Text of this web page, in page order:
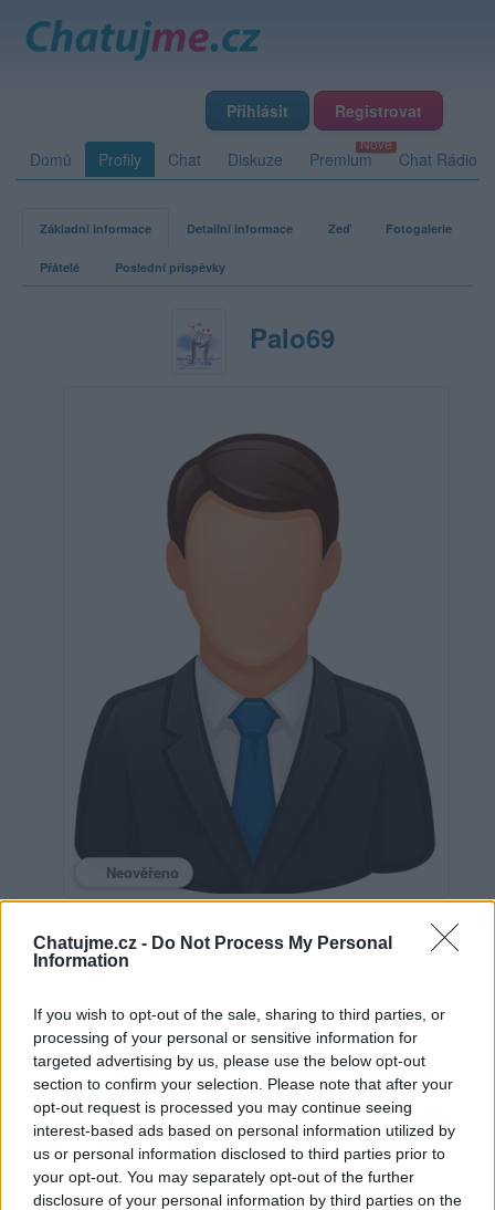
Chatujme.cz - Do Not Process My Personal
Information
If you wish to opt-out of the sale, sharing to third parties, or
processing of your personal or sensitive information for
targeted advertising by us, please use the below opt-out
section to confirm your selection. Please note that after your
opt-out request is processed you may continue seeing
interest-based ads based on personal information utilized by
us or personal information disclosed to third parties prior to
your opt-out. You may separately opt-out of the further
disclosure of your personal information by third parties on the
Přihlásit Registrovat
Domů Profily Chat Diskuze Premium Chat Rádio
Základní informace Detailní informace Zeď Fotogalerie
Přátelé Poslední příspěvky
Palo69
Neověřeno
0 uživatelům se líbí
Věk: ??
Země: cz
Kontakt
Napsat uživateli vzkaz